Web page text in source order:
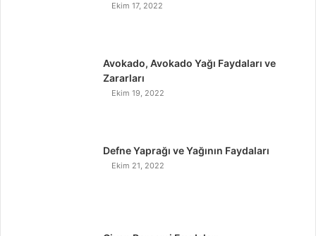
Ekim 17, 2022
Avokado, Avokado Yağı Faydaları ve
Zararları
Ekim 19, 2022
Defne Yaprağı ve Yağının Faydaları
Ekim 21, 2022